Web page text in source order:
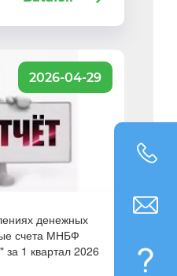
2026-04-29
денежных
счета МНБФ
за 1 квартал 2026